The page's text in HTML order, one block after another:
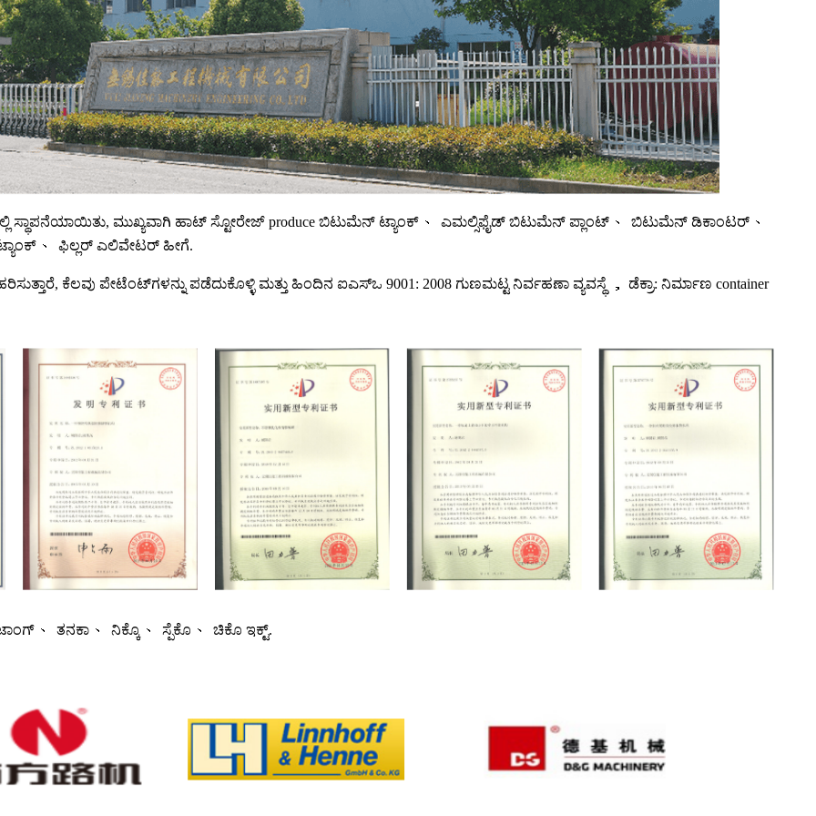
ಮುಖ್ಯವಾಗಿ ಹಾಟ್ ಸ್ಟೋರೇಜ್ produce ಬಿಟುಮೆನ್ ಟ್ಯಾಂಕ್ 、 ಎಮಲ್ಸಿಫೈಡ್ ಬಿಟುಮೆನ್ ಪ್ಲಾಂಟ್ 、 ಬಿಟುಮೆನ್ ಡಿಕಾಂಟರ್ 、
、 ಫಿಲ್ಲರ್ ಎಲಿವೇಟರ್ ಹೀಗೆ.
ಕೆಲವು ಪೇಟೆಂಟ್‌ಗಳನ್ನು ಪಡೆದುಕೊಳ್ಳಿ ಮತ್ತು ಹಿಂದಿನ ಐಎಸ್‌ಒ 9001: 2008 ಗುಣಮಟ್ಟ ನಿರ್ವಹಣಾ ವ್ಯವಸ್ಥೆ ， ಡೆಕ್ರಾ: ನಿರ್ಮಾಣ container
、 ತನಕಾ 、 ನಿಕ್ಕೊ 、 ಸ್ಪೆಕೊ 、 ಚಿಕೊ ಇಕ್ಟ್.